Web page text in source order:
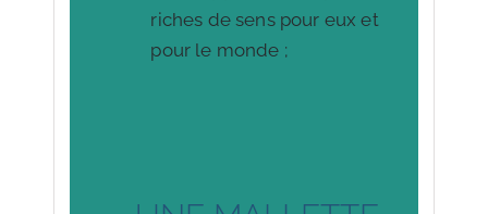
riches de sens pour eux et
pour le monde ;